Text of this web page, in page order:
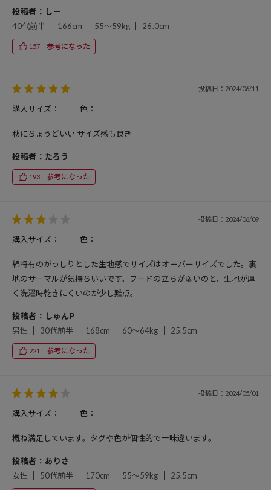
投稿者：しー
40代前半
166cm 55～59kg 26.0cm
157 参考になった
投稿日：2024/06/11
購入サイズ： 色：
秋にちょうどいい サイズ感も良き
投稿者：たろう
193 参考になった
投稿日：2024/06/09
購入サイズ： 色：
綿特有のがっしりとした生地感でサイズはオーバーサイズでした。裏
地のサーマルが気持ちいいです。フードの立ちが弱いのと、生地が厚
く洗濯時乾きにくいのが少し難点。
投稿者：しゅんP
男性
30代前半 168cm 60～64kg 25.5cm
221 参考になった
投稿日：2024/05/01
購入サイズ： 色：
概ね満足しています。タグや色が個性的で一味違います。
投稿者：ありさ
女性
50代前半 170cm 55～59kg 25.5cm